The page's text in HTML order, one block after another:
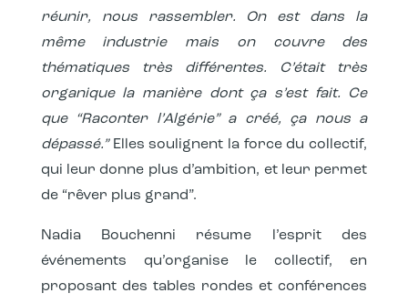
réunir, nous rassembler. On est dans la
même industrie mais on couvre des
thématiques très différentes. C’était très
organique la manière dont ça s’est fait. Ce
que “Raconter l’Algérie” a créé, ça nous a
dépassé.” Elles soulignent la force du collectif,
qui leur donne plus d’ambition, et leur permet
de “rêver plus grand”.
Nadia Bouchenni résume l’esprit des
événements qu’organise le collectif, en
proposant des tables rondes et conférences